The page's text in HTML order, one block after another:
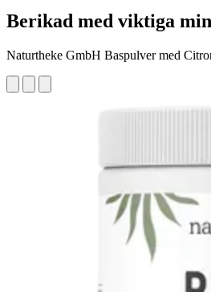
Berikad med viktiga
Naturtheke GmbH Baspulver med